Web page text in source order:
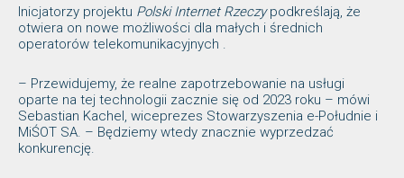
Inicjatorzy projektu Polski Internet Rzeczypodkreślają, że
otwiera on nowe możliwości dla małych i średnich
operatorów telekomunikacyjnych .
– Przewidujemy, że realne zapotrzebowanie na usługi
oparte na tej technologii zacznie się od 2023 roku – mówi
Sebastian Kachel, wiceprezes Stowarzyszenia e-Południe i
MiŚOT SA. – Będziemy wtedy znacznie wyprzedzać
konkurencję.